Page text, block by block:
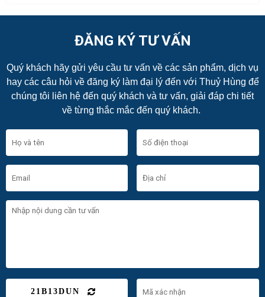
ĐĂNG KÝ TƯ VẤN
Quý khách hãy gửi yêu cầu tư vấn về các sản phẩm, dịch vụ
hay các câu hỏi về đăng ký làm đại lý đến với Thuỷ Hùng để
chúng tôi liên hệ đến quý khách và tư vấn, giải đáp chi tiết
về từng thắc mắc đến quý khách.
21B13DUN